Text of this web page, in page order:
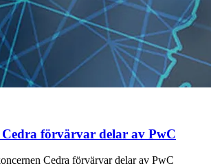
förvärvar delar av PwC
Cedra förvärvar delar av PwC